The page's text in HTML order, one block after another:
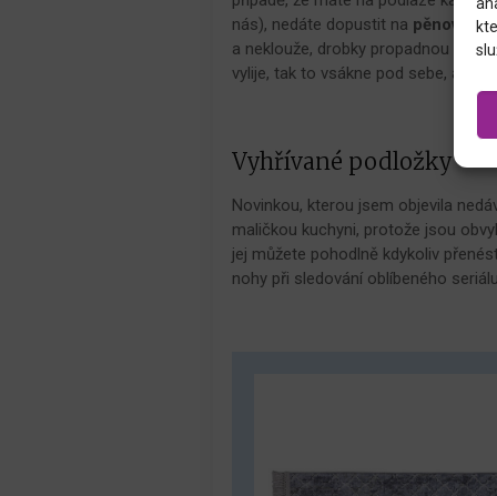
nás), nedáte dopustit na pěnovou
a neklouže, drobky propadnou
vylije, tak to vsákne pod sebe, a
Vyhřívané podložky
Novinkou, kterou jsem objevila
maličkou kuchyni, protože jsou
jej můžete pohodlně kdykoliv
nohy při sledování oblíbeného